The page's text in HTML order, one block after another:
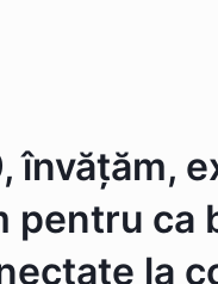
învățăm,
pentru ca
la